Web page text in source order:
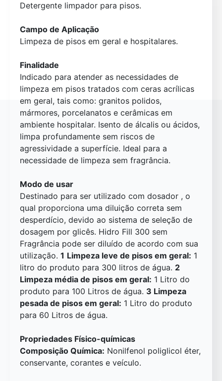
Detergente limpador para pisos.
Campo de Aplicação
Limpeza de pisos em geral e hospitalares.
Finalidade
Indicado para atender as necessidades de
limpeza em pisos tratados com ceras acrílicas
em geral, tais como: granitos polidos,
mármores, porcelanatos e cerâmicas em
ambiente hospitalar. Isento de álcalis ou ácidos,
limpa profundamente sem riscos de
agressividade a superfície. Ideal para a
necessidade de limpeza sem fragrância.
Modo de usar
Destinado para ser utilizado com dosador , o
qual proporciona uma diluição correta sem
desperdício, devido ao sistema de seleção de
dosagem por glicês. Hidro Fill 300 sem
Fragrância pode ser diluído de acordo com sua
utilização. 1 Limpeza leve de pisos em geral: 1
litro do produto para 300 litros de água. 2
Limpeza média de pisos em geral: 1 Litro do
produto para 100 Litros de água. 3 Limpeza
pesada de pisos em geral: 1 Litro do produto
para 60 Litros de água.
Propriedades Físico-químicas
Composição Química: Nonilfenol poliglicol éter,
conservante, corantes e veículo.